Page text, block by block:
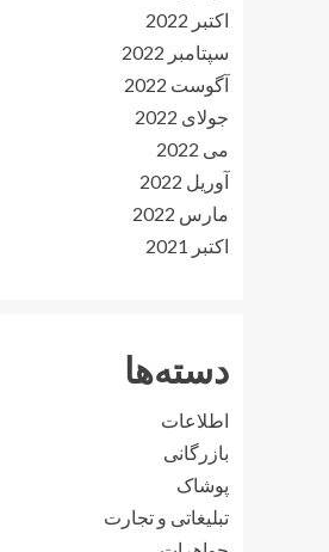
اکتبر 2022
سپتامبر 2022
آگوست 2022
جولای 2022
می 2022
آوریل 2022
مارس 2022
اکتبر 2021
دسته‌ها
اطلاعات
بازرگانی
پوشاک
تبلیغاتی و تجارت